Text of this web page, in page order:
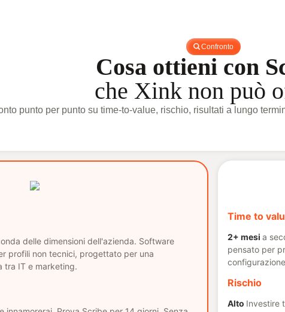
Confronto
Cosa ottieni con
che Xink non può
punto per punto su time-to-value, rischio, risultati a lungo
delle dimensioni dell'azienda. Software
profili non tecnici, progettato per una
tra IT e marketing.
Time to
2+ mesi a
pensato per
Rischio
Alto Investire